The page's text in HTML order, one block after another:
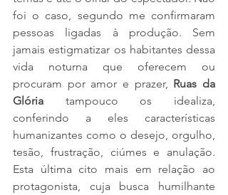
foi o caso, segundo me confirmaram
pessoas ligadas à produção. Sem
jamais estigmatizar os habitantes dessa
vida noturna que oferecem ou
procuram por amor e prazer, Ruas da
Glória tampouco os idealiza,
conferindo a eles características
humanizantes como o desejo, orgulho,
tesão, frustração, ciúmes e anulação.
Esta última cito mais em relação ao
protagonista, cuja busca humilhante